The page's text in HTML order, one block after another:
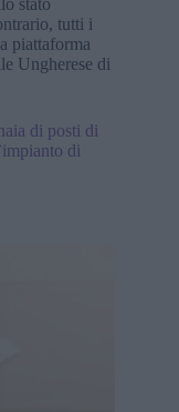
stato
tutti i
piattaforma
Ungherese di
di posti di
di